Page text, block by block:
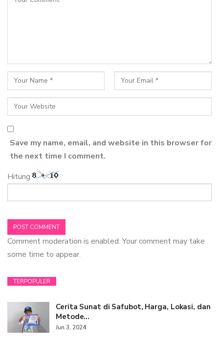
Save my name, email, and website in this browser for
the next time I comment.
Hitung
Comment moderation is enabled. Your comment may take
some time to appear.
TERPOPULER
Cerita Sunat di Safubot, Harga, Lokasi, dan
Metode…
Jun 3, 2024